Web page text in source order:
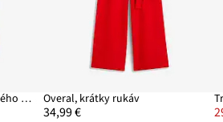
Overal z jemného viskózového mixu Overal, krátky rukáv
34,99 €